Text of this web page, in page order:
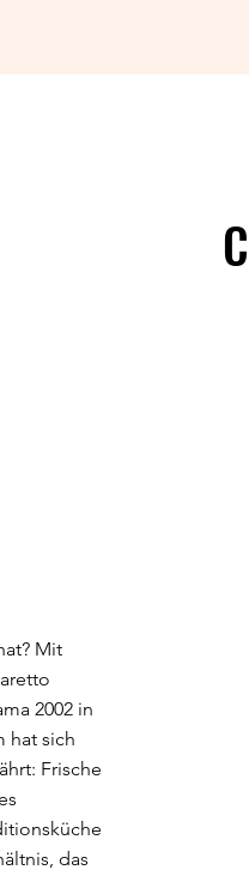
Mit
2002 in
hat sich
Frische
das